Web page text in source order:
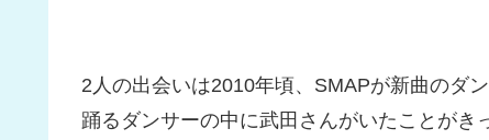
2人の出会いは2010年頃、SMAPが新曲のダ
踊るダンサーの中に武田さんがいたことがき